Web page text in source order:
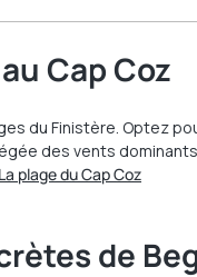
Cap Coz
du Finistère. Optez
des vents
La plage du Cap Coz
de